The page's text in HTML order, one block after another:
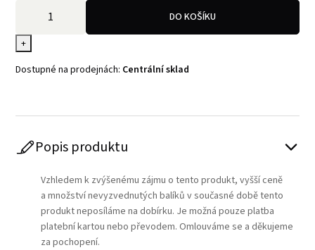
+
DO KOŠÍKU
Dostupné na prodejnách: Centrální sklad
Popis produktu
Vzhledem k zvýšenému zájmu o tento produkt, vyšší ceně
a množství nevyzvednutých balíků v současné době tento
produkt neposíláme na dobírku. Je možná pouze platba
platební kartou nebo převodem. Omlouváme se a děkujeme
za pochopení.